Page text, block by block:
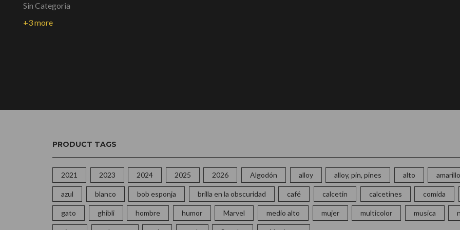
Sin Categoria
+3 more
PRODUCT TAGS
2021 2023 2024 2025 2026 Algodón alloy alloy, pin, pines alto amarillo
azul blanco bob esponja brilla en la obscuridad café calcetin calcetines comida
gato ghibli hombre humor Marvel medio alto mujer multicolor musica